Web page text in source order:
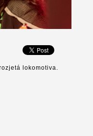
lokomotiva.